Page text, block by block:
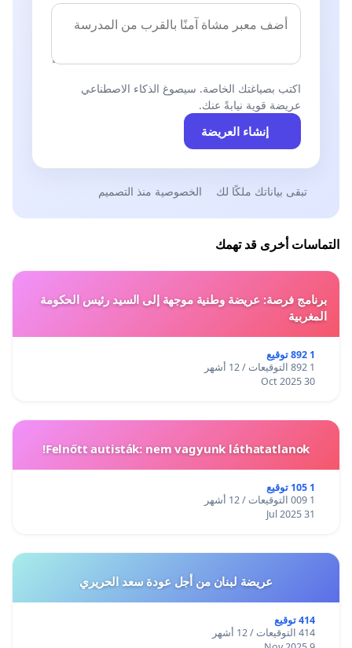
اكتب بصياغتك الخاصة. سيصوغ الذكاء الاصطناعي
عريضة قوية نيابةً عنك.
إنشاء العريضة
تبقى بياناتك ملكًا لك الخصوصية منذ التصميم
التماسات أخرى قد تهمك
برنامج فرصة: عريضة وطنية موجهة إلى السيد رئيس الحكومة
المغربية
1 892 توقيع
1 892 التوقيعات / 12 أشهر
30 Oct 2025
Felnőtt autisták: nem vagyunk láthatatlanok!
1 105 توقيع
1 009 التوقيعات / 12 أشهر
31 Jul 2025
عريضة لبنان من أجل عودة سعد الحريري
414 توقيع
414 التوقيعات / 12 أشهر